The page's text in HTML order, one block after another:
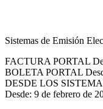
Sistemas de Emisión
FACTURA PORTAL
BOLETA PORTAL
DESDE LOS
Desde: 9 de febrero de